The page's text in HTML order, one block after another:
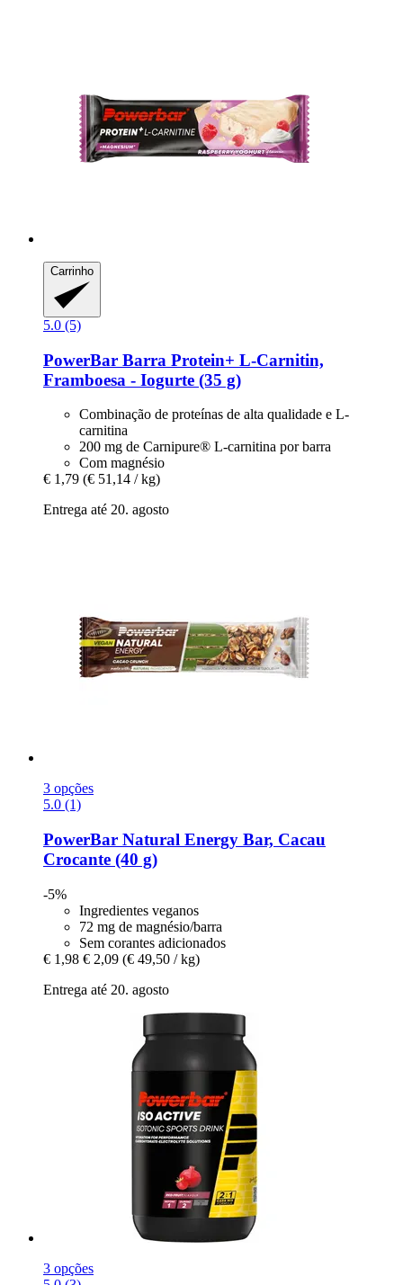
Carrinho
5.0 (5)
PowerBar Barra Protein+ L-​Carnitin,
Framboesa -​ Iogurte (35 g)
Combinação de proteínas de alta qualidade e L-
carnitina
200 mg de Carnipure® L-carnitina por barra
Com magnésio
€ 1,79 (€ 51,14 / kg)
Entrega até 20. agosto
3 opções
5.0 (1)
PowerBar Natural Energy Bar, Cacau
Crocante (40 g)
-5%
Ingredientes veganos
72 mg de magnésio/barra
Sem corantes adicionados
€ 1,98 € 2,09 (€ 49,50 / kg)
Entrega até 20. agosto
3 opções